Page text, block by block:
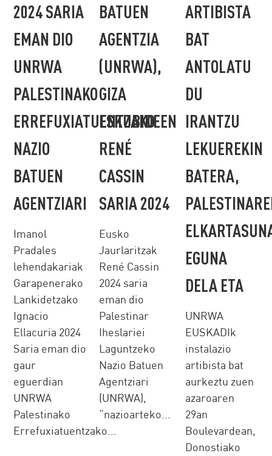
2024 SARIA
EMAN DIO
UNRWA
PALESTINAKO
ERREFUXIATUENTZAKO
NAZIO
BATUEN
AGENTZIARI
Imanol
Pradales
lehendakariak
Garapenerako
Lankidetzako
Ignacio
Ellacuria 2024
Saria eman dio
gaur
eguerdian
UNRWA
Palestinako
Errefuxiatuentzako...
BATUEN
AGENTZIA
(UNRWA),
GIZA
ESKUBIDEEN
RENÉ
CASSIN
SARIA 2024
Eusko
Jaurlaritzak
René Cassin
2024 saria
eman dio
Palestinar
Iheslariei
Laguntzeko
Nazio Batuen
Agentziari
(UNRWA),
“nazioarteko...
ARTIBISTA
BAT
ANTOLATU
DU
IRANTZU
LEKUEREKIN
BATERA,
EGUNA
DELA ETA
UNRWA
EUSKADIk
instalazio
artibista bat
aurkeztu zuen
azaroaren
29an
Boulevardean,
Donostiako